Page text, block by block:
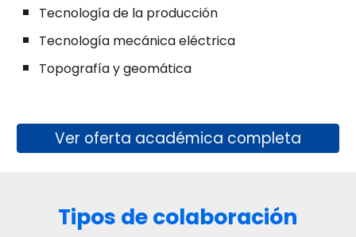
Tecnología de la producción
Tecnología mecánica eléctrica
Topografía y geomática
Ver oferta académica completa
Tipos de colaboración